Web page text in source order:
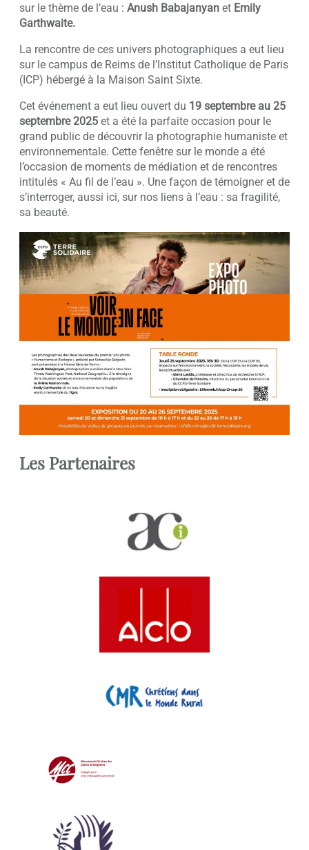
sur le thème de l’eau : Anush Babajanyan et Emily
Garthwaite.
La rencontre de ces univers photographiques a eut lieu
sur le campus de Reims de l’Institut Catholique de Paris
(ICP) hébergé à la Maison Saint Sixte.
Cet événement a eut lieu ouvert du 19 septembre au 25
septembre 2025 et a été la parfaite occasion pour le
grand public de découvrir la photographie humaniste et
environnementale. Cette fenêtre sur le monde a été
l’occasion de moments de médiation et de rencontres
intitulés « Au fil de l’eau ». Une façon de témoigner et de
s’interroger, aussi ici, sur nos liens à l’eau : sa fragilité,
sa beauté.
Les Partenaires